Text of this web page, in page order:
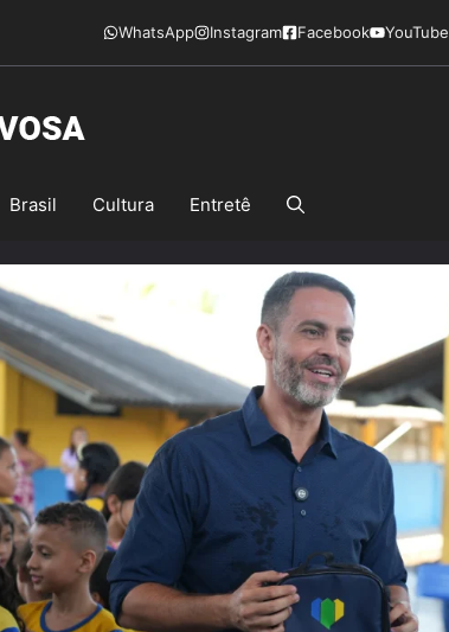
WhatsApp Instagram Facebook YouTube
Brasil Cultura Entretê